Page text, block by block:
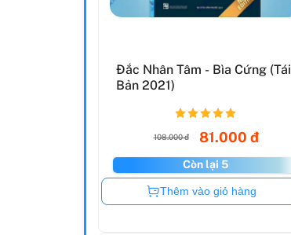
Đắc Nhân Tâm - Bìa Cứng (Tái
Bản 2021)
108.000 đ 81.000 đ
Còn lại 5
Còn hàng
Thêm vào giỏ hàng